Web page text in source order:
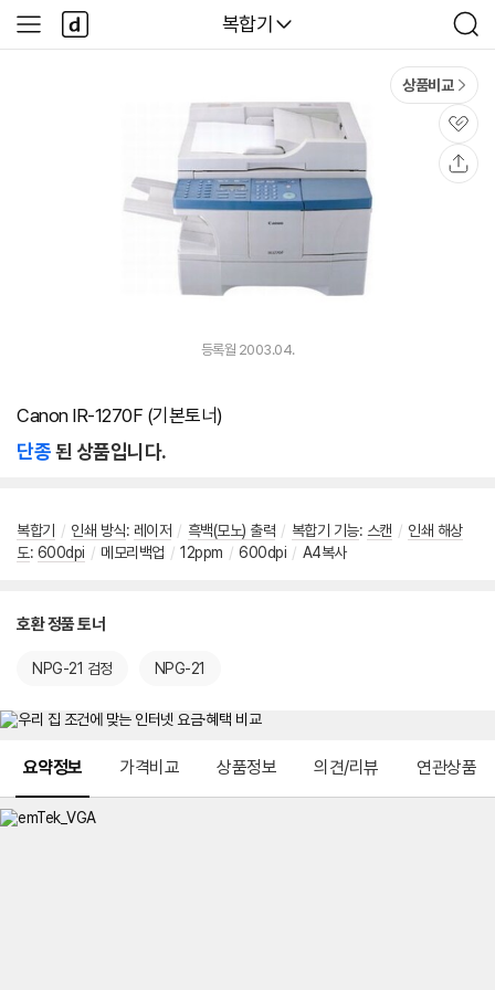
다나와
복합기
검
색
사
이
다
나
와
상품비교
관
심
등록월 2003.04.
Canon IR-1270F (기본토너)
단종된 상품입니다.
복합기 / 인쇄 방식: 레이저 / 흑백(모노) 출력 / 복합기 기능: 스캔 / 인쇄 해상
도: 600dpi / 메모리백업 / 12ppm / 600dpi / A4복사
호환 정품 토너
NPG-21 검정 NPG-21
요약정보 가격비교 상품정보 의견/리뷰 연관상품